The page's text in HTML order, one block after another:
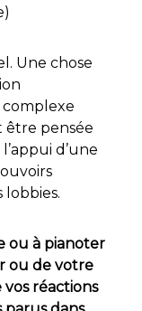
Une chose
être pensée
d’une
ou à pianoter
ou de votre
réactions